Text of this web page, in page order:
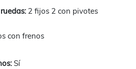
2 fijos 2 con pivotes
con frenos
Sí